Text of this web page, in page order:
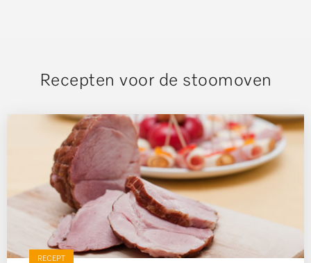
Recepten voor de stoomoven
RECEPT